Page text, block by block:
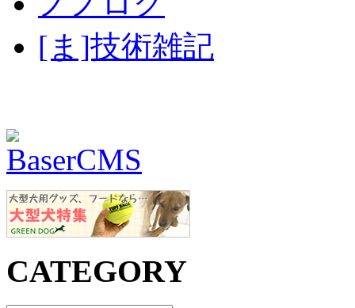
[ま]技術雑記
CATEGORY